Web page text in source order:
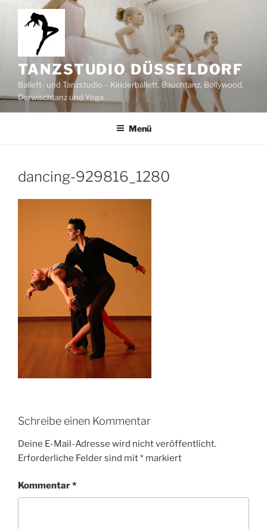
Zum
TANZSTUDIO DÜSSELDORF
Ballett- und Tanzstudio – Kinderballett, Bauchtanz, Bollywood,
Derwischtanz und Yoga
Menü
dancing-929816_1280
Schreibe einen Kommentar
Deine E-Mail-Adresse wird nicht veröffentlicht.
Erforderliche Felder sind mit* markiert
Kommentar*